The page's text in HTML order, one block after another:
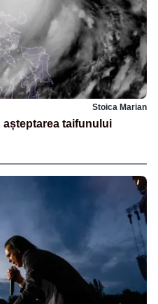
Stoica Marian
taifunului